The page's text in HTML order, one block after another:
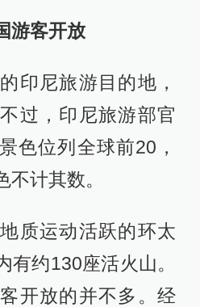
游客开放
印尼旅游目的地，
过，印尼旅游部官
色位列全球前20，
计其数。
质运动活跃的环太
有约130座活火山。
开放的并不多。经